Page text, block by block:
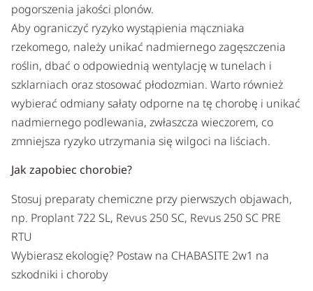
pogorszenia jakości plonów.
Aby ograniczyć ryzyko wystąpienia mączniaka
rzekomego, należy unikać nadmiernego zagęszczenia
roślin, dbać o odpowiednią wentylację w tunelach i
szklarniach oraz stosować płodozmian. Warto również
wybierać odmiany sałaty odporne na tę chorobę i unikać
nadmiernego podlewania, zwłaszcza wieczorem, co
zmniejsza ryzyko utrzymania się wilgoci na liściach.
Jak zapobiec chorobie?
Stosuj preparaty chemiczne przy pierwszych objawach,
np. Proplant 722 SL, Revus 250 SC, Revus 250 SC PRE
RTU
Wybierasz ekologię? Postaw na CHABASITE 2w1 na
szkodniki i choroby